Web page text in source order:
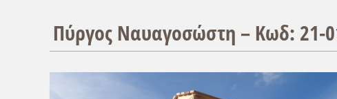
Πύργος Ναυαγοσώστη – Κωδ: 21-